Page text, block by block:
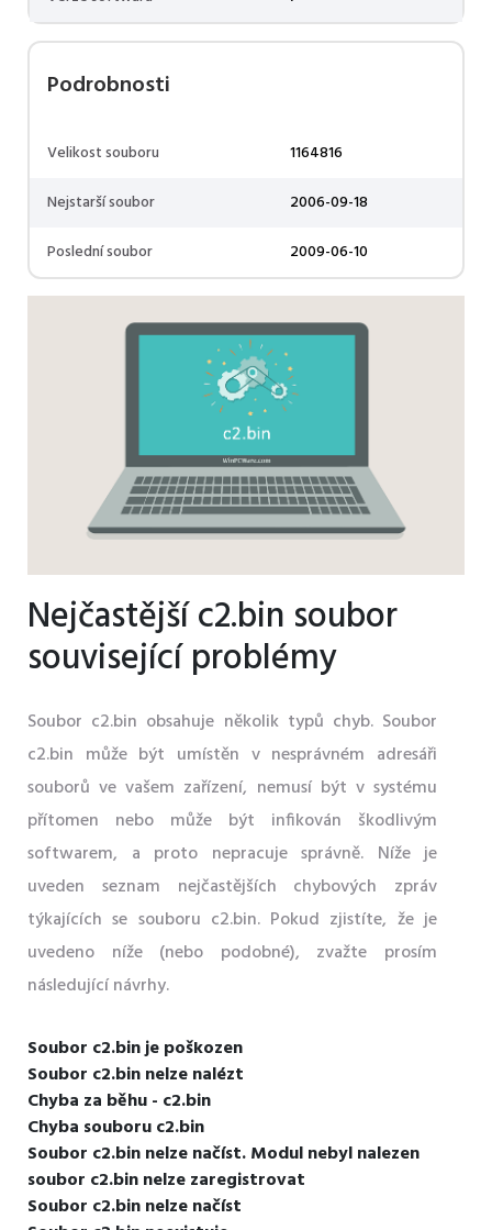
Podrobnosti
Velikost souboru
1164816
Nejstarší soubor
2006-09-18
Poslední soubor
2009-06-10
Nejčastější c2.bin soubor
související problémy
Soubor c2.bin obsahuje několik typů chyb. Soubor
c2.bin může být umístěn v nesprávném adresáři
souborů ve vašem zařízení, nemusí být v systému
přítomen nebo může být infikován škodlivým
softwarem, a proto nepracuje správně. Níže je
uveden seznam nejčastějších chybových zpráv
týkajících se souboru c2.bin. Pokud zjistíte, že je
uvedeno níže (nebo podobné), zvažte prosím
následující návrhy.
Soubor c2.bin je poškozen
Soubor c2.bin nelze nalézt
Chyba za běhu - c2.bin
Chyba souboru c2.bin
Soubor c2.bin nelze načíst. Modul nebyl nalezen
soubor c2.bin nelze zaregistrovat
Soubor c2.bin nelze načíst